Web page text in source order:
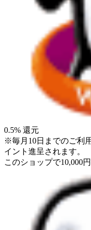
0.5% 還元
※毎月10日までのご利
イント進呈されます。
このショップで10,000円